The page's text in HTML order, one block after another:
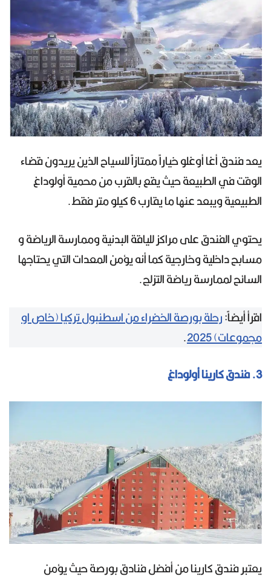
يعد فندق أغا أوغلو خياراً ممتازاً للسياح الذين يريدون قضاء
الوقت في الطبيعة حيث يقع بالقرب من محمية أولوداغ
الطبيعية ويبعد عنها ما يقارب 6 كيلو متر فقط.
يحتوي الفندق على مراكز للياقة البدنية وممارسة الرياضة و
مسابح داخلية وخارجية كما أنه يؤمن المعدات التي يحتاجها
السائح لممارسة رياضة التزلج.
اقرأ أيضاً:رحلة بورصة الخضراء من اسطنبول تركيا (خاص او
مجموعات) 2025
.
3. فندق كارينا أولوداغ
يعتبر فندق كارينا من أفضل فنادق بورصة حيث يؤمن